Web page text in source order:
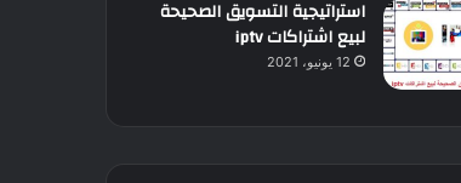
استراتيجية التسويق الصحيحة
لبيع اشتراكات iptv
12 يونيو، 2021